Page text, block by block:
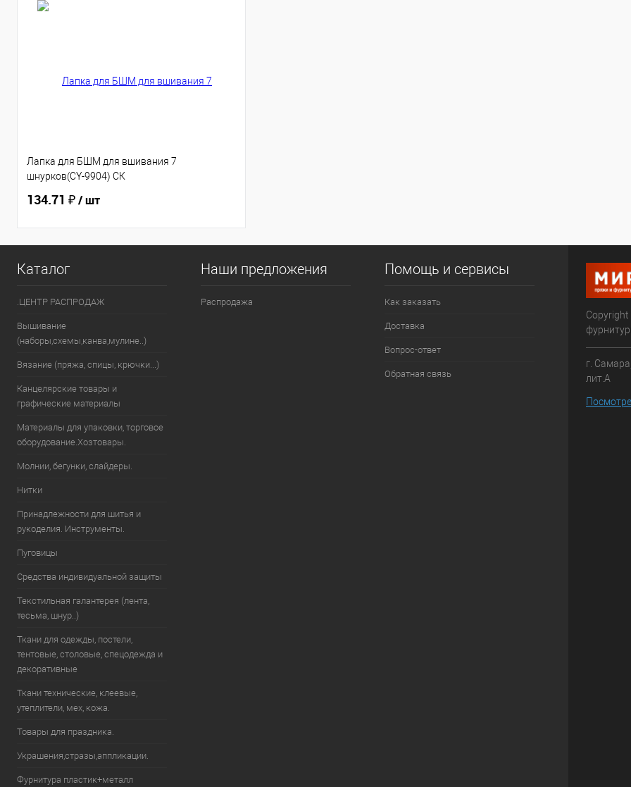
Лапка для БШМ для вшивания 7
шнурков(CY-9904) СК
134.71 ₽/ шт
Каталог
.ЦЕНТР РАСПРОДАЖ
Вышивание
(наборы,схемы,канва,мулине..)
Вязание (пряжа, спицы, крючки...)
Канцелярские товары и
графические материалы
Материалы для упаковки, торговое
оборудование.Хозтовары.
Молнии, бегунки, слайдеры.
Нитки
Принадлежности для шитья и
рукоделия. Инструменты.
Пуговицы
Средства индивидуальной защиты
Текстильная галантерея (лента,
тесьма, шнур..)
Ткани для одежды, постели,
тентовые, столовые, спецодежда и
декоративные
Ткани технические, клеевые,
утеплители, мех, кожа.
Товары для праздника.
Украшения,стразы,аппликации.
Фурнитура пластик+металл
Наши предложения
Распродажа
Помощь и сервисы
Как заказать
Доставка
Вопрос-ответ
Обратная связь
г.
лит.А